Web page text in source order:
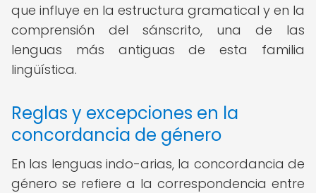
que influye en la estructura gramatical y en la
comprensión del sánscrito, una de las
lenguas más antiguas de esta familia
lingüística.
Reglas y excepciones en la
concordancia de género
En las lenguas indo-arias, la concordancia de
género se refiere a la correspondencia entre